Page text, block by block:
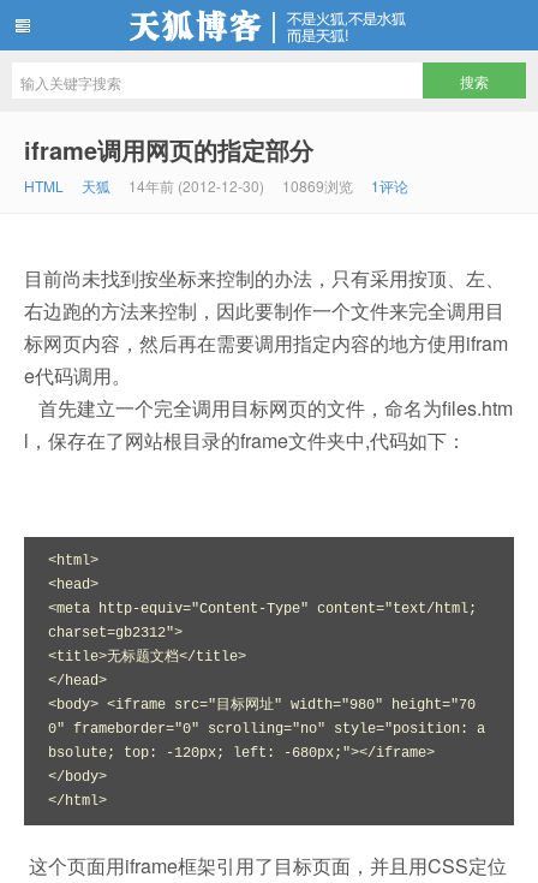
iframe调用网页的指定部分
HTML 天狐 14年前 (2012-12-30) 10869浏览 1评论
目前尚未找到按坐标来控制的办法，只有采用按顶、左、
右边跑的方法来控制，因此要制作一个文件来完全调用目
标网页内容，然后再在需要调用指定内容的地方使用ifram
e代码调用。
首先建立一个完全调用目标网页的文件，命名为files.htm
l，保存在了网站根目录的frame文件夹中,代码如下：
<html>
<head>
<meta http-equiv="Content-Type" content="text/html;
charset=gb2312">
<title>无标题文档</title>
</head>
<body> <iframe src="目标网址" width="980" height="70
0" frameborder="0" scrolling="no" style="position: a
bsolute; top: -120px; left: -680px;"></iframe>
</body>
</html>
这个页面用iframe框架引用了目标页面，并且用CSS定位